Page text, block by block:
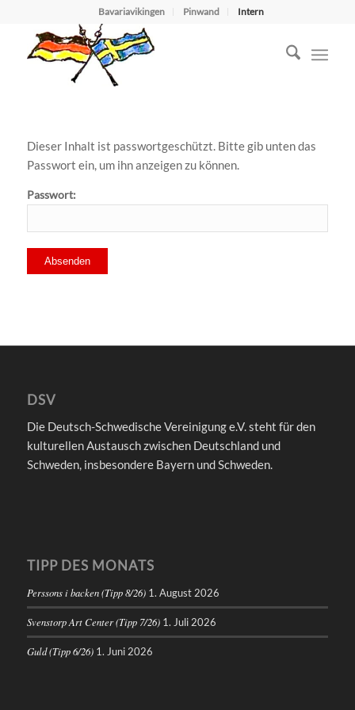
Bavariavikingen Pinwand Intern
Dieser Inhalt ist passwortgeschützt. Bitte gib unten das
Passwort ein, um ihn anzeigen zu können.
Passwort:
DSV
Die Deutsch-Schwedische Vereinigung e.V. steht für den
kulturellen Austausch zwischen Deutschland und
Schweden, insbesondere Bayern und Schweden.
TIPP DES MONATS
Perssons i backen (Tipp 8/26) 1. August 2026
Svenstorp Art Center (Tipp 7/26) 1. Juli 2026
Guld (Tipp 6/26) 1. Juni 2026